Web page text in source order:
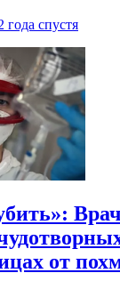
года спустя
от